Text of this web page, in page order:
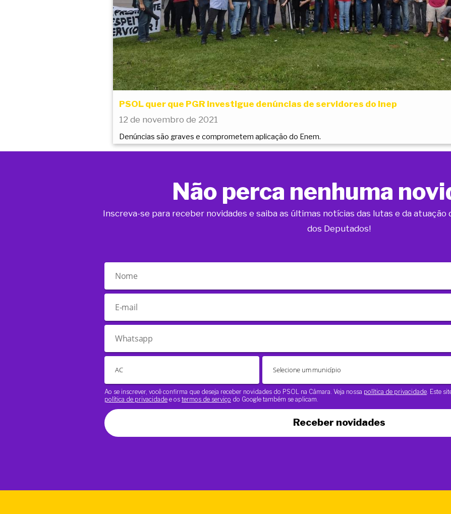
PSOL quer que PGR investigue denúncias de servidores do Inep
12 de novembro de 2021
Denúncias são graves e comprometem aplicação do Enem.
Não perca nenhuma
Inscreva-se para receber novidades e saiba as últimas notícias das lutas e da atuação
dos Deputados!
Ao se inscrever, você confirma que deseja receber novidades do PSOL na Câmara. Veja nossa política de privacidade . Este
política de privacidade e os termos de serviço do Google também se aplicam.
Receber novidades